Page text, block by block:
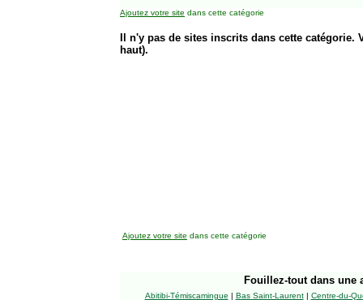
Ajoutez votre site dans cette catégorie
Il n'y pas de sites inscrits dans cette
haut).
Ajoutez votre site dans cette catégorie
Fouillez-tout dans une
Abitibi-Témiscamingue | Bas Saint-Laurent| Centre-du-